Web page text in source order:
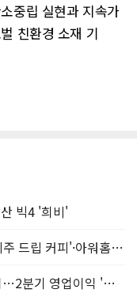
중립 실현과 지속가
친환경 소재 기
빅4 '희비'
[오늘의 언박싱] 오뚜기 '제주담음 제주 드립 커피'·아워홈 ‘갓석박지’ 外
LG유플러스, AIDC 성장 본궤도 진입…2분기 영업이익 '역대 최대'